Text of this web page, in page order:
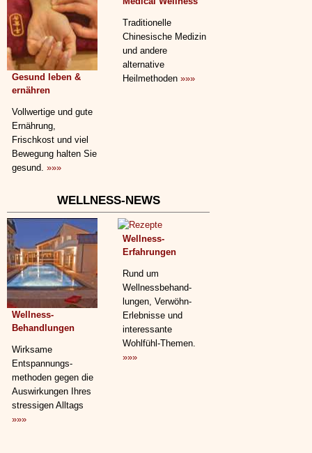
Gesund leben &
ernähren
Vollwertige und gute
Ernährung,
Frischkost und viel
Bewegung halten Sie
gesund. »»»
Traditionelle
Chinesische Medizin
und andere
alternative
Heilmethoden »»»
WELLNESS-NEWS
Wellness-
Behandlungen
Wirksame
Entspannungs­
methoden gegen die
Auswirkungen Ihres
stressigen Alltags
»»»
Wellness-
Erfahrungen
Rund um
Wellnessbehand­
lungen, Verwöhn-
Erlebnisse und
interessante
Wohlfühl-Themen.
»»»